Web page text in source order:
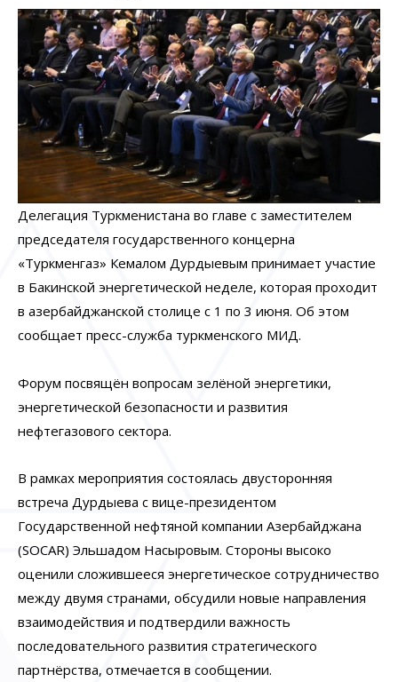
Делегация Туркменистана во главе с заместителем
председателя государственного концерна
«Туркменгаз» Кемалом Дурдыевым принимает участие
в Бакинской энергетической неделе, которая проходит
в азербайджанской столице с 1 по 3 июня. Об этом
сообщает пресс-служба туркменского МИД.
Форум посвящён вопросам зелёной энергетики,
энергетической безопасности и развития
нефтегазового сектора.
В рамках мероприятия состоялась двусторонняя
встреча Дурдыева с вице-президентом
Государственной нефтяной компании Азербайджана
(SOCAR) Эльшадом Насыровым. Стороны высоко
оценили сложившееся энергетическое сотрудничество
между двумя странами, обсудили новые направления
взаимодействия и подтвердили важность
последовательного развития стратегического
партнёрства, отмечается в сообщении.